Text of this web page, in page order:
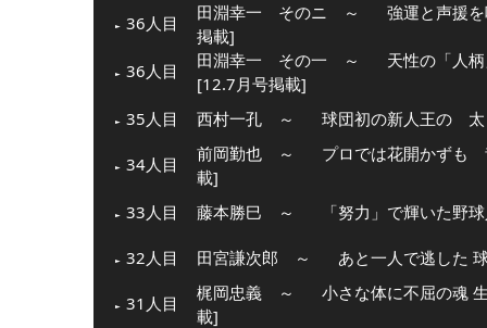
36人目
田淵幸一 そのニ ～
強運と声援
掲載]
36人目
田淵幸一 その一 ～
天性の「人
[12.7月号掲載]
35人目
西村一孔 ～ 球団初の新人王の 太
34人目 前岡勤也 ～
プロでは花開かずも
載]
33人目
藤本勝巳 ～ 「努力」で輝いた野
32人目 田宮謙次郎 ～ あと一人で逃した
31人目 梶岡忠義 ～
小さな体に不屈の魂
載]